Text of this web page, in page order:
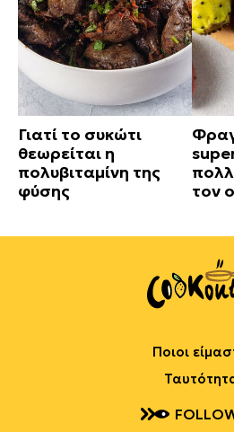
Γιατί το συκώτι
θεωρείται η
πολυβιταμίνη της
φύσης
τον
Ποιοι